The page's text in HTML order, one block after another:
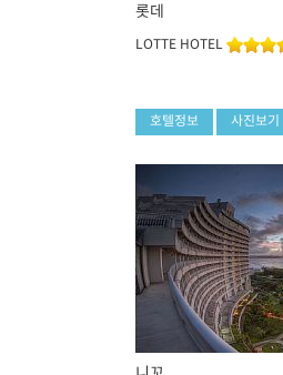
롯데
LOTTE HOTEL
호텔정보 사진보기